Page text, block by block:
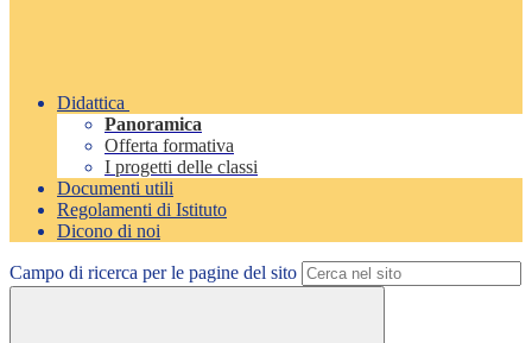
Didattica
Panoramica
Offerta formativa
I progetti delle classi
Documenti utili
Regolamenti di Istituto
Dicono di noi
Campo di ricerca per le pagine del sito